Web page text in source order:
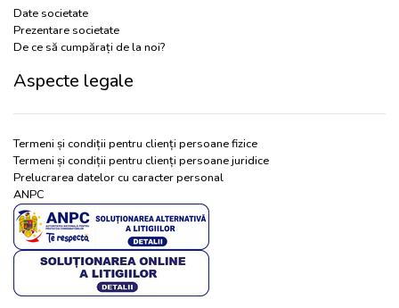
Date societate
Prezentare societate
De ce să cumpărați de la noi?
Aspecte legale
Termeni și condiții pentru clienți persoane fizice
Termeni și condiții pentru clienți persoane juridice
Prelucrarea datelor cu caracter personal
ANPC